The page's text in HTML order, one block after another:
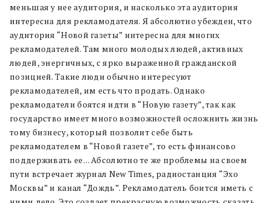
меньшая у нее аудитория, и насколько эта аудитория
интересна для рекламодателя. Я абсолютно убежден, что
аудитория “Новой газеты” интересна для многих
рекламодателей. Там много молодых людей, активных
людей, энергичных, с ярко выраженной гражданской
позицией. Такие люди обычно интересуют
рекламодателей, им есть что продать. Однако
рекламодатели боятся идти в “Новую газету”, так как
государство имеет много возможностей осложнить жизнь
тому бизнесу, который позволит себе быть
рекламодателем в “Новой газете”, то есть финансово
поддерживать ее… Абсолютно те же проблемы на своем
пути встречает журнал New Times, радиостанция “Эхо
Москвы” и канал “Дождь”. Рекламодатель боится иметь с